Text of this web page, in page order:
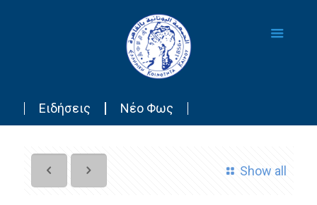
Ειδήσεις Νέο Φως
Show all